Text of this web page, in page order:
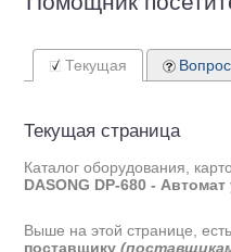
Текущая
Текущая страница
Каталог оборудования,
DASONG DP-680 -
Выше на этой странице,
поставщику